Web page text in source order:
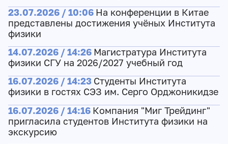
23.07.2026 / 10:06 На конференции в Китае
представлены достижения учёных Института
физики
14.07.2026 / 14:26 Магистратура Института
физики СГУ на 2026/2027 учебный год
16.07.2026 / 14:23 Студенты Института
физики в гостях СЭЗ им. Серго Орджоникидзе
16.07.2026 / 14:16 Компания "Миг Трейдинг"
пригласила студентов Института физики на
экскурсию